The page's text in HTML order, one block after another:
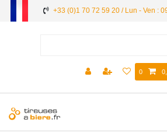
+33 (0)1 70 72 59 20 / Lun - Ven :
0